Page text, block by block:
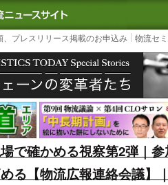
｜国内最大の物流ニュースサ
3PL,
、プレスリリース掲載のお申込み 物流セ
で確かめる視察第2弾｜
る【物流広報連絡会議】